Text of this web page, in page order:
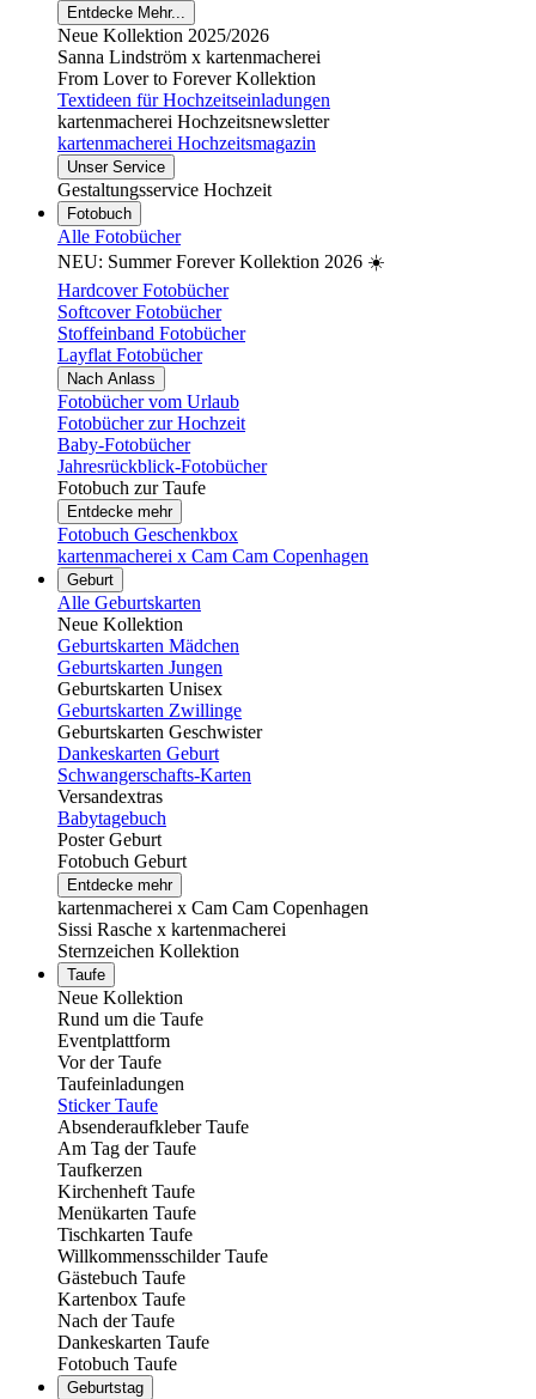
Entdecke Mehr...
Neue Kollektion 2025/2026
Sanna Lindström x kartenmacherei
From Lover to Forever Kollektion
Textideen für Hochzeitseinladungen
kartenmacherei Hochzeitsnewsletter
kartenmacherei Hochzeitsmagazin
Unser Service
Gestaltungsservice Hochzeit
Fotobuch
Alle Fotobücher
NEU: Summer Forever Kollektion 2026 ☀️
Hardcover Fotobücher
Softcover Fotobücher
Stoffeinband Fotobücher
Layflat Fotobücher
Nach Anlass
Fotobücher vom Urlaub
Fotobücher zur Hochzeit
Baby-Fotobücher
Jahresrückblick-Fotobücher
Fotobuch zur Taufe
Entdecke mehr
Fotobuch Geschenkbox
kartenmacherei x Cam Cam Copenhagen
Geburt
Alle Geburtskarten
Neue Kollektion
Geburtskarten Mädchen
Geburtskarten Jungen
Geburtskarten Unisex
Geburtskarten Zwillinge
Geburtskarten Geschwister
Dankeskarten Geburt
Schwangerschafts-Karten
Versandextras
Babytagebuch
Poster Geburt
Fotobuch Geburt
Entdecke mehr
kartenmacherei x Cam Cam Copenhagen
Sissi Rasche x kartenmacherei
Sternzeichen Kollektion
Taufe
Neue Kollektion
Rund um die Taufe
Eventplattform
Vor der Taufe
Taufeinladungen
Sticker Taufe
Absenderaufkleber Taufe
Am Tag der Taufe
Taufkerzen
Kirchenheft Taufe
Menükarten Taufe
Tischkarten Taufe
Willkommensschilder Taufe
Gästebuch Taufe
Kartenbox Taufe
Nach der Taufe
Dankeskarten Taufe
Fotobuch Taufe
Geburtstag